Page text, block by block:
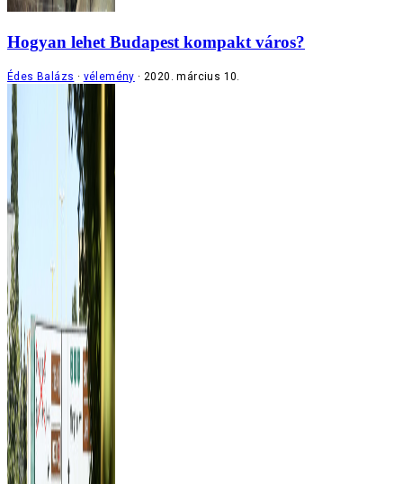
Hogyan lehet Budapest kompakt város?
Édes Balázs vélemény 2020. március 10.